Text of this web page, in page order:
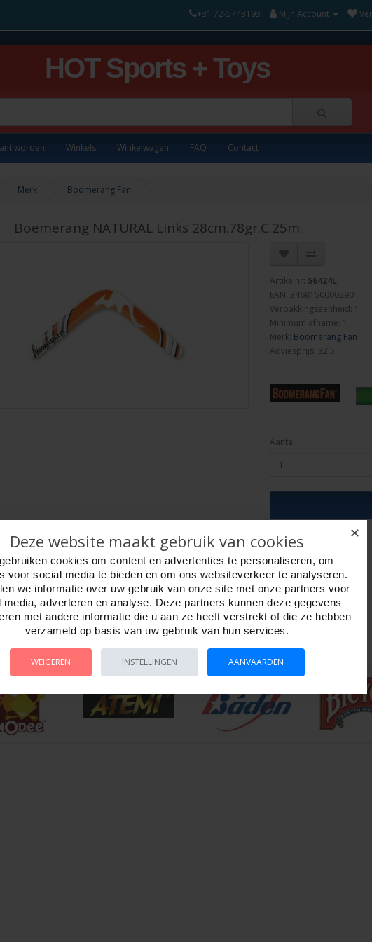
+31 72-5743193 Mijn Account
HOT Sports + Toys
worden Winkels Winkelwagen FAQ Contact
Merk Boomerang Fan
Boemerang NATURAL Links 28cm.78gr.C.25m.
Artikelnr: 56424L
EAN: 3468150000290
Verpakkingseenheid: 1
Minimum afname: 1
Merk: Boomerang Fan
Adviesprijs: 32.5
Aantal
Foto hoge resolutie Details
NATURAL Linkshandig
Gewicht 78 gram. Cirkel 25 meter.
in de E.U. van hoogwaardig multiplex-hout.
Fan. Handleiding in Nederlands.
worden gegarandeerd op echte werking.
✕
Deze website maakt gebruik van cookies
cookies om content en advertenties te personaliseren, om
voor social media te bieden en om ons websiteverkeer te analyseren.
we informatie over uw gebruik van onze site met onze partners voor
media, adverteren en analyse. Deze partners kunnen deze gegevens
met andere informatie die u aan ze heeft verstrekt of die ze hebben
verzameld op basis van uw gebruik van hun services.
WEIGEREN INSTELLINGEN AANVAARDEN